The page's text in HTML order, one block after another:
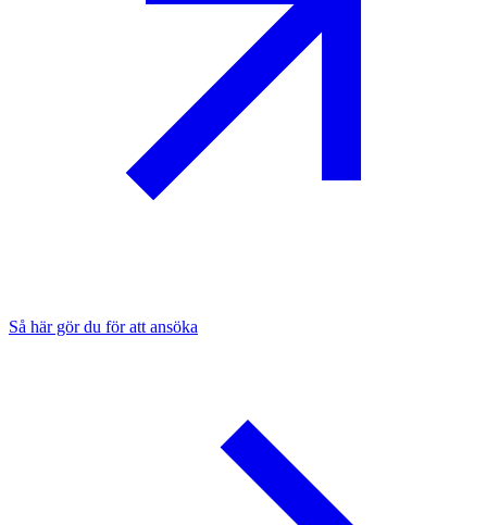
Så här gör du för att ansöka